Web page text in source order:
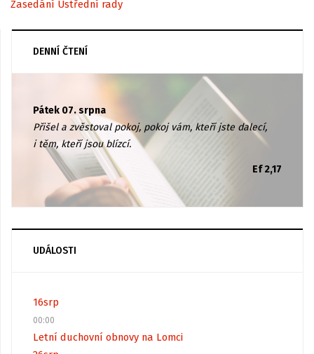
Zasedání Ústřední rady
DENNÍ ČTENÍ
Pátek 07. srpna
Přišel a zvěstoval pokoj, pokoj vám, kteří jste dalecí,
i těm, kteří jsou blízcí.
Ef 2,17
UDÁLOSTI
16srp
00:00
Letní duchovní obnovy na Lomci